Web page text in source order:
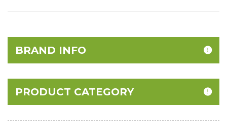
BRAND INFO
PRODUCT CATEGORY